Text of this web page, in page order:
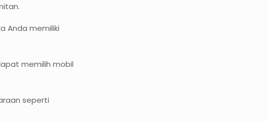
Anda memiliki
memilih mobil
seperti